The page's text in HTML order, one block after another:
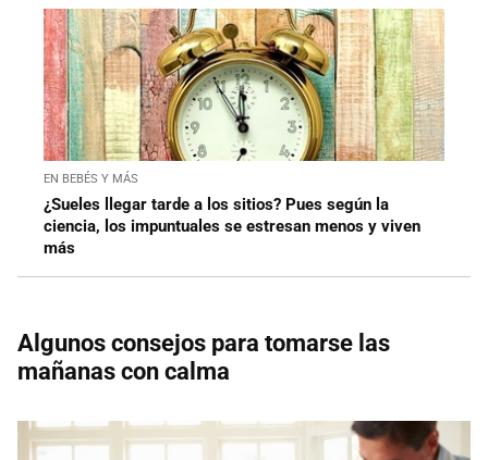
EN BEBÉS Y MÁS
¿Sueles llegar tarde a los sitios? Pues según la
ciencia, los impuntuales se estresan menos y viven
más
Algunos consejos para tomarse las
mañanas con calma